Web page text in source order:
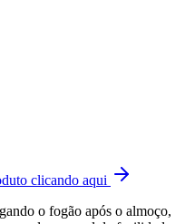
clicando aqui
o fogão após o almoço,